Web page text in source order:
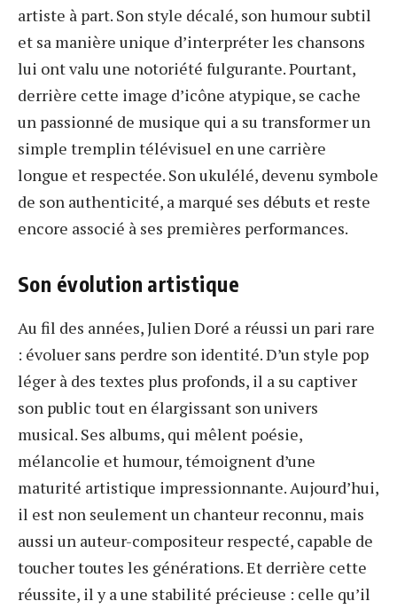
artiste à part. Son style décalé, son humour subtil
et sa manière unique d’interpréter les chansons
lui ont valu une notoriété fulgurante. Pourtant,
derrière cette image d’icône atypique, se cache
un passionné de musique qui a su transformer un
simple tremplin télévisuel en une carrière
longue et respectée. Son ukulélé, devenu symbole
de son authenticité, a marqué ses débuts et reste
encore associé à ses premières performances.
Son évolution artistique
Au fil des années, Julien Doré a réussi un pari rare
: évoluer sans perdre son identité. D’un style pop
léger à des textes plus profonds, il a su captiver
son public tout en élargissant son univers
musical. Ses albums, qui mêlent poésie,
mélancolie et humour, témoignent d’une
maturité artistique impressionnante. Aujourd’hui,
il est non seulement un chanteur reconnu, mais
aussi un auteur-compositeur respecté, capable de
toucher toutes les générations. Et derrière cette
réussite, il y a une stabilité précieuse : celle qu’il